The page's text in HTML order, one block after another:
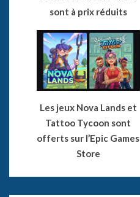
sont à prix réduits
Les jeux Nova Lands et
Tattoo Tycoon sont
offerts sur l’Epic Games
Store